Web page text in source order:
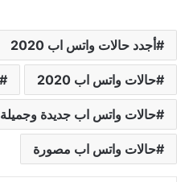
أجدد حالات واتس اب 2020
حالات واتس اب 2020
حالات واتس اب جديدة وجميلة
حالات واتس اب مصورة